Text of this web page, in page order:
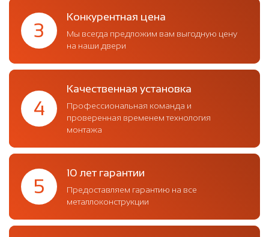
3
Конкурентная цена
Мы всегда предложим вам выгодную цену
на наши двери
4
Качественная установка
Профессиональная команда и
проверенная временем технология
монтажа
5
10 лет гарантии
Предоставляем гарантию на все
металлоконструкции